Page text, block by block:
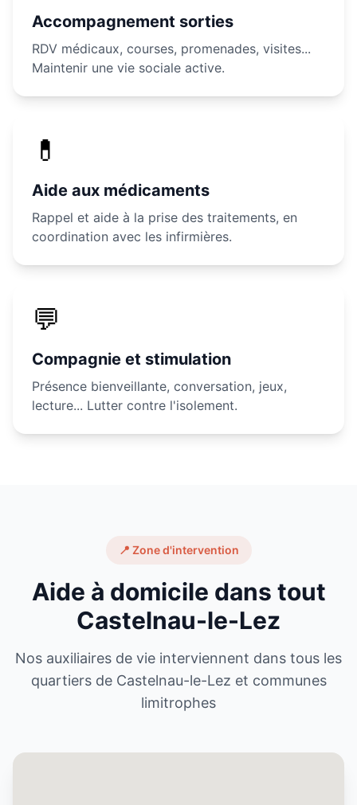
Accompagnement sorties
RDV médicaux, courses, promenades, visites...
Maintenir une vie sociale active.
💊
Aide aux médicaments
Rappel et aide à la prise des traitements, en
coordination avec les infirmières.
💬
Compagnie et stimulation
Présence bienveillante, conversation, jeux,
lecture... Lutter contre l'isolement.
📍 Zone d'intervention
Aide à domicile dans tout
Castelnau-le-Lez
Nos auxiliaires de vie interviennent dans tous les
quartiers de Castelnau-le-Lez et communes
limitrophes